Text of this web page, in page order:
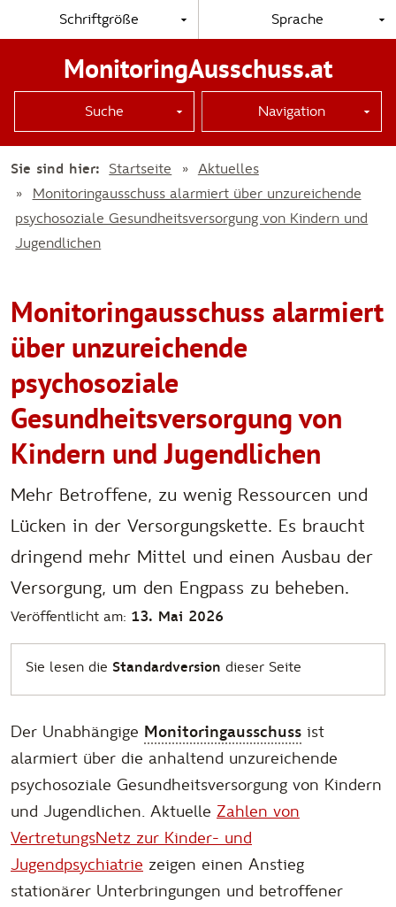
Schriftgröße Sprache
MonitoringAusschuss.at
Suche Navigation
Sie sind hier: Startseite
Aktuelles
Monitoringausschuss alarmiert über unzureichende
psychosoziale Gesundheitsversorgung von Kindern und
Jugendlichen
Sie lesen die Standardversion dieser Seite
Monitoringausschuss alarmiert
über unzureichende
psychosoziale
Gesundheitsversorgung von
Kindern und Jugendlichen
Mehr Betroffene, zu wenig Ressourcen und
Lücken in der Versorgungskette. Es braucht
dringend mehr Mittel und einen Ausbau der
Versorgung, um den Engpass zu beheben.
Veröffentlicht am: 13. Mai 2026
Der Unabhängige Monitoringausschuss ist
alarmiert über die anhaltend unzureichende
psychosoziale Gesundheitsversorgung von Kindern
und Jugendlichen. Aktuelle Zahlen von
VertretungsNetz zur Kinder- und
Jugendpsychiatrie zeigen einen Anstieg
stationärer Unterbringungen und betroffener